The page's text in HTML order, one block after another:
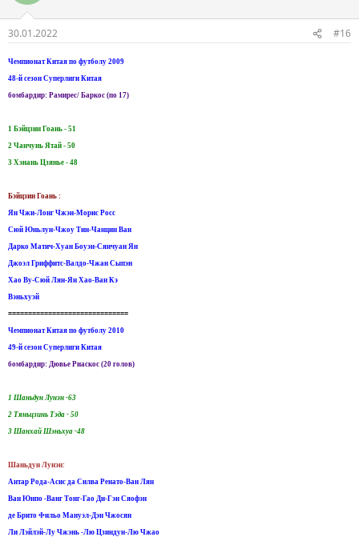
30.01.2022 #16
Чемпионат Китая по футболу 2009
48-й сезон Суперлиги Китая
бомбардир: Рамирес/ Баркос (по 17)
1 Бэйцзин Гоань - 51
2 Чанчунь Ятай - 50
3 Хэнань Цзянье - 48
Бэйцзин Гоань :
Ян Чжи-Лонг Чжэн-Морис Росс
Сюй Юньлун-Чжоу Тин-Чанцин Ван
Дарко Матич-Хуан Боуэн-Сянчуан Ян
Джоэл Гриффитс-Валдо-Чжан Сыпэн
Хао Ву-Сюй Лян-Ян Хао-Ван Кэ
Вэньхуэй
==============================
Чемпионат Китая по футболу 2010
49-й сезон Суперлиги Китая
бомбардир: Дювье Риаскос (20 голов)
1 Шаньдун Лунэн -63
2 Тяньцзинь Тэда - 50
3 Шанхай Шэньхуа -48
Шаньдун Лунэн:
Антар Рода-Асис да Силва Ренато-Ван Лян
Ван Юнпо -Ванг Тонг-Гао Ди-Гэн Сяофэн
де Брито Фильо Мануэл-Дэн Чжосян
Ли Лэйлэй-Лу Чжэнь -Лю Цзиндун-Лю Чжао